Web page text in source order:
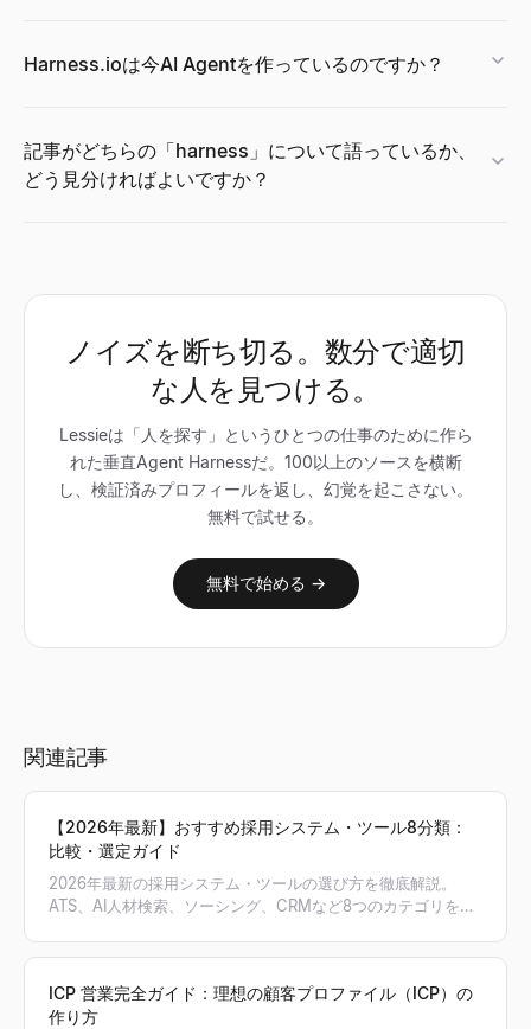
Harness.ioは今AI Agentを作っているのですか？
記事がどちらの「harness」について語っているか、
どう見分ければよいですか？
ノイズを断ち切る。数分で適切
な人を見つける。
Lessieは「人を探す」というひとつの仕事のために作ら
れた垂直Agent Harnessだ。100以上のソースを横断
し、検証済みプロフィールを返し、幻覚を起こさない。
無料で試せる。
無料で始める →
関連記事
【2026年最新】おすすめ採用システム・ツール8分類：
比較・選定ガイド
2026年最新の採用システム・ツールの選び方を徹底解説。
ATS、AI人材検索、ソーシング、CRMなど8つのカテゴリを比
ICP 営業完全ガイド：理想の顧客プロファイル（ICP）の
作り方